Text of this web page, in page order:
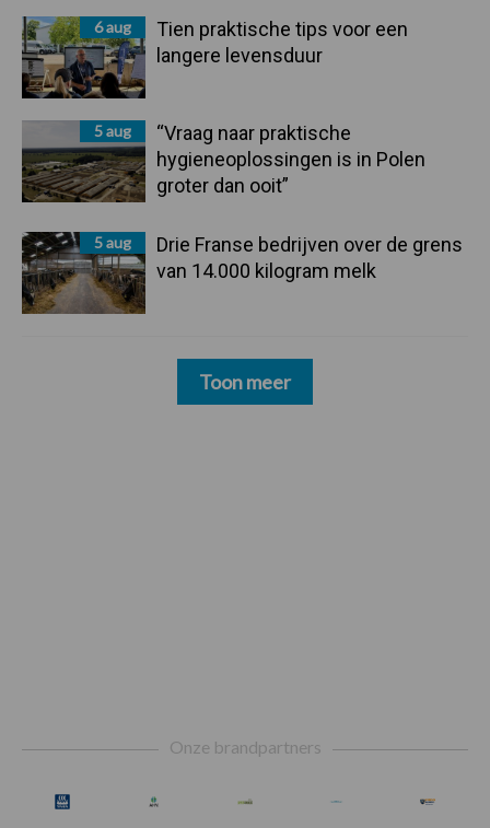
6 aug
Tien praktische tips voor een
langere levensduur
5 aug
“Vraag naar praktische
hygieneoplossingen is in Polen
groter dan ooit”
5 aug
Drie Franse bedrijven over de grens
van 14.000 kilogram melk
Toon meer
Onze brandpartners